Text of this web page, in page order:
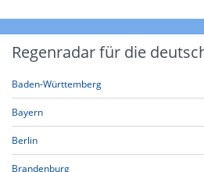
Regenradar für die
Baden-Württemberg
Bayern
Berlin
Brandenburg